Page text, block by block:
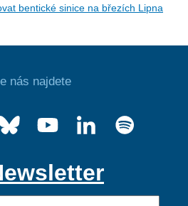
bentické sinice na březích Lipna
nás najdete